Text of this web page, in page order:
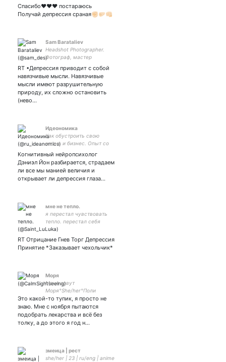
Спасибо❤️❤️❤️ постараюсь
Получай депрессия сраная✊🏻🤛🏻👊🏻
Sam Barataliev
Headshot Photographer.
Фотограф, мастер
опыта. 5 лет делал
обложки ONEMAG. Был
оператором Streetview для
Google Maps по
RT •Депрессия приводит с собой
навязчивые мысли. Навязчивые
мысли имеют разрушительную
природу, их сложно остановить
(нево…
Идеономика
Как обустроить свою
жизнь и бизнес. Опыт со
Когнитивный нейропсихолог
Дэниэл Йон разбирается, страдаем
ли все мы манией величия и
открывает ли депрессия глаза…
мне не тепло.
я перестал чувствовать
тепло. перестал себя
обманывать. просто
остановился. идите нахуй,
RT Отрицание Гнев Торг Депрессия
Принятие *Заказывает чехольчик*
Моря
Меня зовут
Моря°She/her°Поли
би°РЕТВИЧУ NSFW
КОНТЕНТ°CW: тревожно-
депрессивное
расстройство°#jjba
Это какой-то тупик, я просто не
знаю. Мне с ноября пытаются
подобрать лекарства и всё без
толку, а до этого я год н…
змеица | рест
she/her | 23 | ru/eng | anime